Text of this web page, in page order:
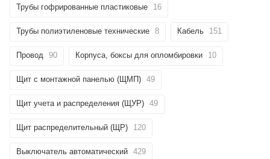
Трубы гофрированные пластиковые 16
Трубы полиэтиленовые технические 8 Кабель 151
Провод 90 Корпуса, боксы для опломбировки 10
Щит с монтажной панелью (ЩМП) 49
Щит учета и распределения (ЩУР) 49
Щит распределительный (ЩР) 120
Выключатель автоматический 429